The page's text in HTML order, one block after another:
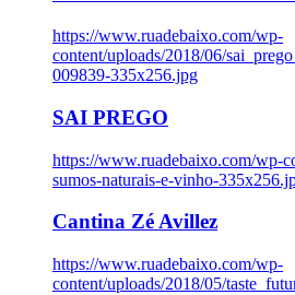
https://www.ruadebaixo.com/wp-
content/uploads/2018/06/
009839-335x256.jpg
SAI PREGO
https://www.ruadebaixo.com/wp-
sumos-naturais-e-vinho-
Cantina Zé Avillez
https://www.ruadebaixo.com/wp-
content/uploads/2018/05/